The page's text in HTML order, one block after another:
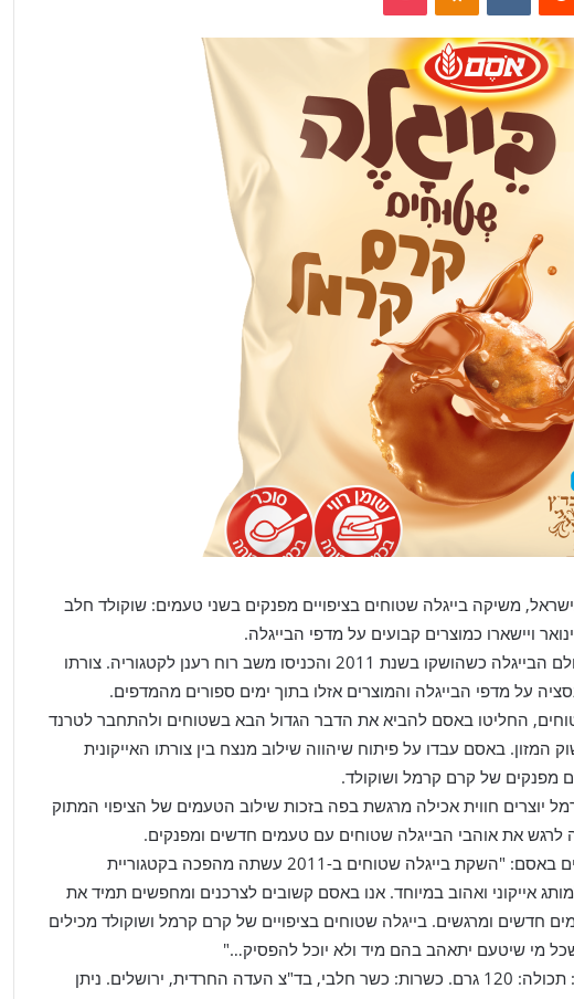
משיקה בייגלה שטוחים בציפויים מפנקים בשני טעמים: שוקולד חלב
ויישארו כמוצרים קבועים על מדפי הבייגלה.
בייגלה שטוחים של אסם עשו מהפך בעולם הבייגלה כשהושקו בשנת 2011 והכניסו משב רוח רענן לקטגוריה. צורתו
על מדפי הבייגלה והמוצרים אזלו בתוך ימים ספורים מהמדפים.
החליטו באסם להביא את הדבר הגדול הבא בשטוחים ולהתחבר לטרנד
באסם עבדו על פיתוח שיהווה שילוב מנצח בין צורתו האייקונית
מפנקים של קרם קרמל ושוקולד.
יוצרים חווית אכילה מרגשת בפה בזכות שילוב הטעמים של הציפוי המתוק
לרגש את אוהבי הבייגלה שטוחים עם טעמים חדשים ומפנקים.
עינת מוסקוביץ', מנהלת פעילות החטיפים באסם: "השקת בייגלה שטוחים ב-2011 עשתה מהפכה בקטגוריית
אייקוני ואהוב במיוחד. אנו באסם קשובים לצרכנים ומחפשים תמיד את
חדשים ומרגשים. בייגלה שטוחים בציפויים של קרם קרמל ושוקולד מכילים
שכל מי שיטעם יתאהב בהם מיד ולא יוכל להפסיק…"
בייגלה בציפוי שוקולד חלב / קרם קרמל: תכולה: 120 גרם. כשרות: כשר חלבי, בד"צ העדה החרדית, ירושלים. ניתן